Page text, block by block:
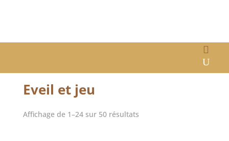
Eveil et jeu
Affichage de 1–24 sur 50 résultats